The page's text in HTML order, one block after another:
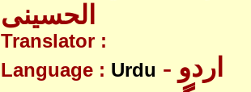
الحسینی
Translator :
Language : Urdu - اردو